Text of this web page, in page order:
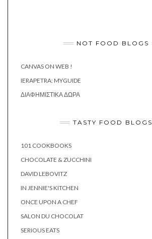
NOT FOOD BLOGS
CANVAS ON WEB !
IERAPETRA: MYGUIDE
ΔΙΑΦΗΜΙΣΤΙΚΆ ΔΏΡΑ
TASTY FOOD BLOGS
101 COOKBOOKS
CHOCOLATE & ZUCCHINI
DAVID LEBOVITZ
IN JENNIE'S KITCHEN
ONCE UPON A CHEF
SALON DU CHOCOLAT
SERIOUS EATS